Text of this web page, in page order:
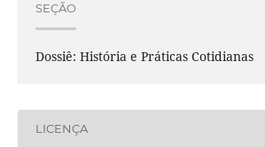
SEÇÃO
Dossiê: História e Práticas Cotidianas
LICENÇA